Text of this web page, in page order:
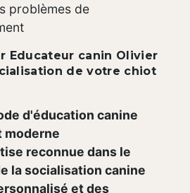
problèmes de
Educateur canin Olivier
de votre chiot
d'éducation canine
moderne
reconnue dans le
la socialisation canine
et des